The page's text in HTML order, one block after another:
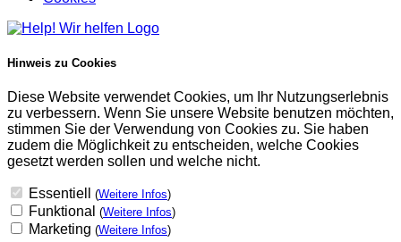
Hinweis zu Cookies
Diese Website verwendet Cookies, um Ihr Nutzungserlebnis
zu verbessern. Wenn Sie unsere Website benutzen möchten,
stimmen Sie der Verwendung von Cookies zu. Sie haben
zudem die Möglichkeit zu entscheiden, welche Cookies
gesetzt werden sollen und welche nicht.
Essentiell (Weitere Infos)
Funktional (Weitere Infos)
Marketing (Weitere Infos)